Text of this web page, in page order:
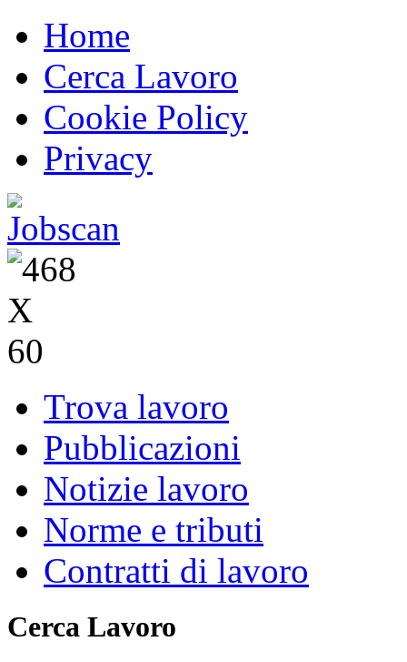
Home
Cerca Lavoro
Cookie Policy
Privacy
Trova lavoro
Pubblicazioni
Notizie lavoro
Norme e tributi
Contratti di lavoro
Cerca Lavoro